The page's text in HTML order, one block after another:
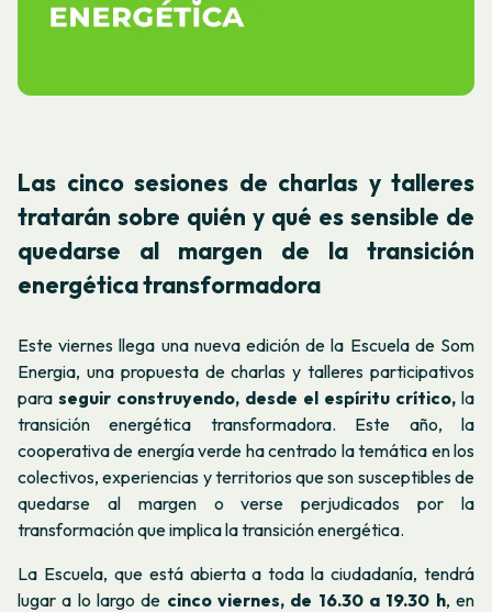
Las cinco sesiones de charlas y talleres
tratarán sobre quién y qué es sensible de
quedarse al margen de la transición
energética transformadora
Este viernes llega una nueva edición de la Escuela de Som
Energia, una propuesta de charlas y talleres participativos
para seguir construyendo, desde el espíritu crítico, la
transición energética transformadora. Este año, la
cooperativa de energía verde ha centrado la temática en los
colectivos, experiencias y territorios que son susceptibles de
quedarse al margen o verse perjudicados por la
transformación que implica la transición energética.
La Escuela, que está abierta a toda la ciudadanía, tendrá
lugar a lo largo de cinco viernes, de 16.30 a 19.30 h, en